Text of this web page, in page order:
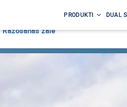
PRODUKTI DUAL
Ražošanas zāle